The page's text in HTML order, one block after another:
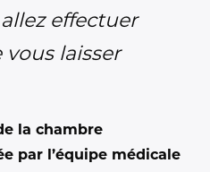
effectuer
laisser
la chambre
par l’équipe médicale